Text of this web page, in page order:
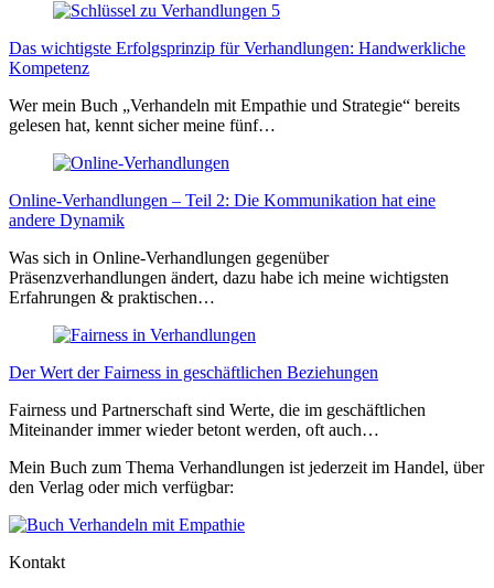
Das wichtigste Erfolgsprinzip für Verhandlungen: Handwerkliche
Kompetenz
Wer mein Buch „Verhandeln mit Empathie und Strategie“ bereits
gelesen hat, kennt sicher meine fünf…
Online-Verhandlungen – Teil 2: Die Kommunikation hat eine
andere Dynamik
Was sich in Online-Verhandlungen gegenüber
Präsenzverhandlungen ändert, dazu habe ich meine wichtigsten
Erfahrungen & praktischen…
Der Wert der Fairness in geschäftlichen Beziehungen
Fairness und Partnerschaft sind Werte, die im geschäftlichen
Miteinander immer wieder betont werden, oft auch…
Mein Buch zum Thema Verhandlungen ist jederzeit im Handel, über
den Verlag oder mich verfügbar:
Kontakt